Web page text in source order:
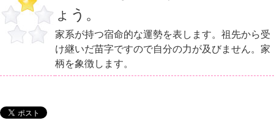
ょう。
家系が持つ宿命的な運勢を表します。祖先から受
け継いだ苗字ですので自分の力が及びません。家
柄を象徴します。